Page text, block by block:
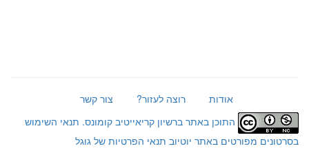
אודות רוצה לעזור?
צור קשר
התוכן באתר ברשיון קריאייטיב קומונס. תנאי השימוש
בסרטונים מפורטים באתר יוטיוב תנאי הפרטיות של גוגל